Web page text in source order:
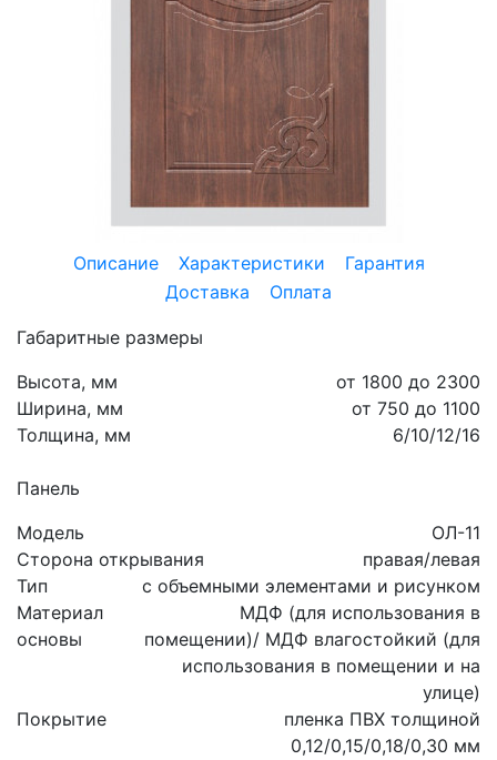
Описание Характеристики
Гарантия
Доставка
Оплата
Габаритные размеры
Высота, мм
от 1800 до 2300
Ширина, мм
от 750 до 1100
Толщина, мм
6/10/12/16
Панель
Модель
ОЛ-11
Сторона открывания
правая/левая
Тип
с объемными элементами и рисунком
Материал
основы
МДФ (для использования в
помещении)/ МДФ влагостойкий (для
использования в помещении и на
улице)
Покрытие
пленка ПВХ толщиной
0,12/0,15/0,18/0,30 мм